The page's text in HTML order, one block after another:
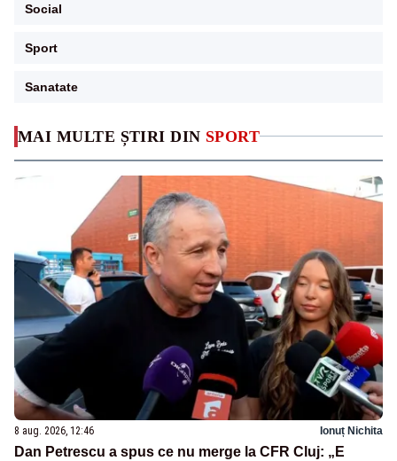
MAI MULTE ȘTIRI DIN SPORT
8 aug. 2026, 12:46 Ionuț Nichita
Dan Petrescu a spus ce nu merge la CFR Cluj: „E
Social
Sport
Sanatate